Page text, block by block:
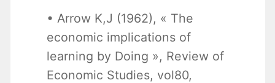
• Arrow K,J (1962), « The
economic implications of
learning by Doing », Review of
Economic Studies, vol80,